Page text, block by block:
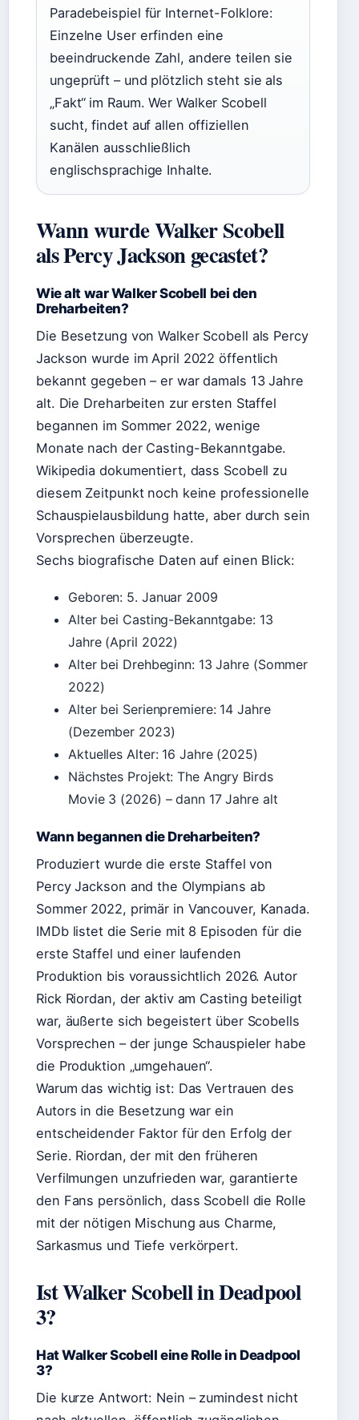
Paradebeispiel für Internet-Folklore:
Einzelne User erfinden eine
beeindruckende Zahl, andere teilen sie
ungeprüft – und plötzlich steht sie als
„Fakt“ im Raum. Wer Walker Scobell
sucht, findet auf allen offiziellen
Kanälen ausschließlich
englischsprachige Inhalte.
Wann wurde Walker Scobell
als Percy Jackson gecastet?
Wie alt war Walker Scobell bei den
Dreharbeiten?
Die Besetzung von Walker Scobell als Percy
Jackson wurde im April 2022 öffentlich
bekannt gegeben – er war damals 13 Jahre
alt. Die Dreharbeiten zur ersten Staffel
begannen im Sommer 2022, wenige
Monate nach der Casting-Bekanntgabe.
Wikipedia dokumentiert, dass Scobell zu
diesem Zeitpunkt noch keine professionelle
Schauspielausbildung hatte, aber durch sein
Vorsprechen überzeugte.
Sechs biografische Daten auf einen Blick:
Geboren: 5. Januar 2009
Alter bei Casting-Bekanntgabe: 13
Jahre (April 2022)
Alter bei Drehbeginn: 13 Jahre (Sommer
2022)
Alter bei Serienpremiere: 14 Jahre
(Dezember 2023)
Aktuelles Alter: 16 Jahre (2025)
Nächstes Projekt: The Angry Birds
Movie 3 (2026) – dann 17 Jahre alt
Wann begannen die Dreharbeiten?
Produziert wurde die erste Staffel von
Percy Jackson and the Olympians ab
Sommer 2022, primär in Vancouver, Kanada.
IMDb listet die Serie mit 8 Episoden für die
erste Staffel und einer laufenden
Produktion bis voraussichtlich 2026. Autor
Rick Riordan, der aktiv am Casting beteiligt
war, äußerte sich begeistert über Scobells
Vorsprechen – der junge Schauspieler habe
die Produktion „umgehauen“.
Warum das wichtig ist: Das Vertrauen des
Autors in die Besetzung war ein
entscheidender Faktor für den Erfolg der
Serie. Riordan, der mit den früheren
Verfilmungen unzufrieden war, garantierte
den Fans persönlich, dass Scobell die Rolle
mit der nötigen Mischung aus Charme,
Sarkasmus und Tiefe verkörpert.
Ist Walker Scobell in Deadpool
3?
Hat Walker Scobell eine Rolle in Deadpool
3?
Die kurze Antwort: Nein – zumindest nicht